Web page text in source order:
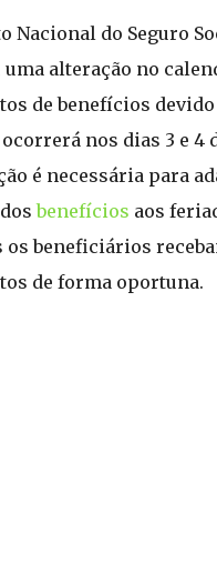
Nacional do Seguro
alteração no
de benefícios
ocorrerá nos dias 3 e 4
é necessária para
benefícios aos
os beneficiários
de forma oportuna.